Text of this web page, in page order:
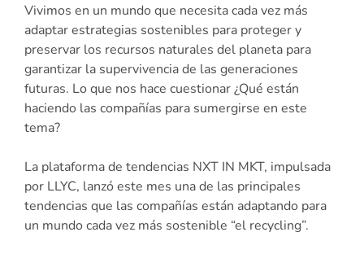
Vivimos en un mundo que necesita cada vez más
adaptar estrategias sostenibles para proteger y
preservar los recursos naturales del planeta para
garantizar la supervivencia de las generaciones
futuras. Lo que nos hace cuestionar ¿Qué están
haciendo las compañías para sumergirse en este
tema?
La plataforma de tendencias NXT IN MKT, impulsada
por LLYC, lanzó este mes una de las principales
tendencias que las compañías están adaptando para
un mundo cada vez más sostenible “el recycling”.